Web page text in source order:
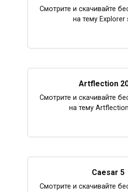
Смотрите и скачивайте
на тему Explorer
Artflection
Смотрите и скачивайте
на тему
Caesar 5
Смотрите и скачивайте